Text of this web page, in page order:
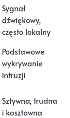
Sygnał
dźwiękowy,
często lokalny
Podstawowe
wykrywanie
intruzji
Sztywna, trudna
i kosztowna